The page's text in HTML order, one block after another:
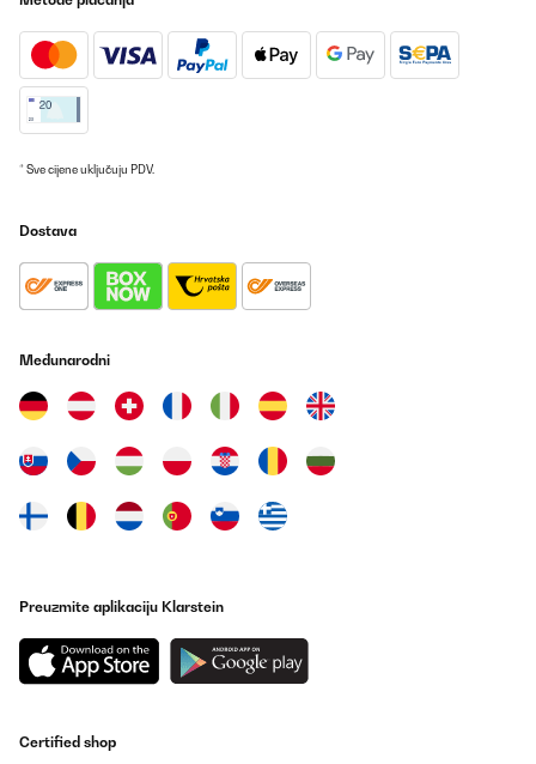
* Sve cijene uključuju PDV.
Dostava
Međunarodni
Preuzmite aplikaciju Klarstein
Certified shop